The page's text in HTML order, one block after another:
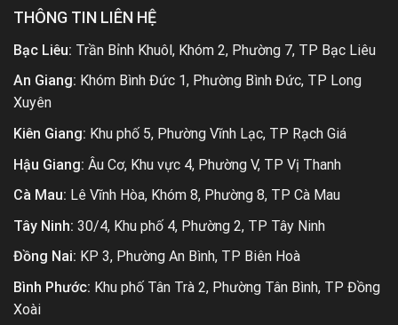
THÔNG TIN LIÊN HỆ
Bạc Liêu: Trần Bỉnh Khuôl, Khóm 2, Phường 7, TP Bạc Liêu
An Giang: Khóm Bình Đức 1, Phường Bình Đức, TP Long
Xuyên
Kiên Giang: Khu phố 5, Phường Vĩnh Lạc, TP Rạch Giá
Hậu Giang: Âu Cơ, Khu vực 4, Phường V, TP Vị Thanh
Cà Mau: Lê Vĩnh Hòa, Khóm 8, Phường 8, TP Cà Mau
Tây Ninh: 30/4, Khu phố 4, Phường 2, TP Tây Ninh
Đồng Nai: KP 3, Phường An Bình, TP Biên Hoà
Bình Phước: Khu phố Tân Trà 2, Phường Tân Bình, TP Đồng
Xoài